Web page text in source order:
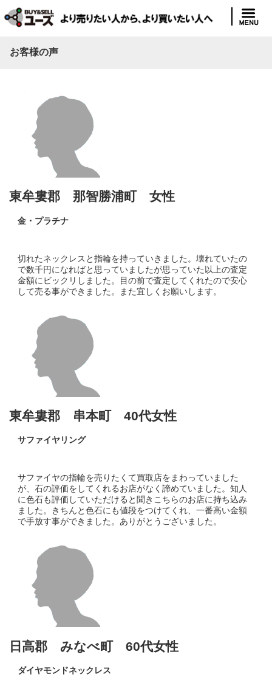
お客様の声
東牟婁郡 那智勝浦町 女性
金・プラチナ
切れたネックレスと指輪を持っていきました。壊れていたの
で数千円になればと思っていましたが思っていた以上の査定
金額にビックリしました。目の前で査定してくれたので安心
して売る事ができました。また宜しくお願いします。
東牟婁郡 串本町 40代女性
サファイヤリング
サファイヤの指輪を売りたくて買取店をまわっていました
が、石の評価をしてくれるお店がなく諦めていました。知人
に色石も評価していただけると聞きこちらのお店に持ち込み
ました。きちんと色石にも値段をつけてくれ、一番高い金額
で手放す事ができました。ありがとうございました。
日高郡 みなべ町 60代女性
ダイヤモンドネックレス